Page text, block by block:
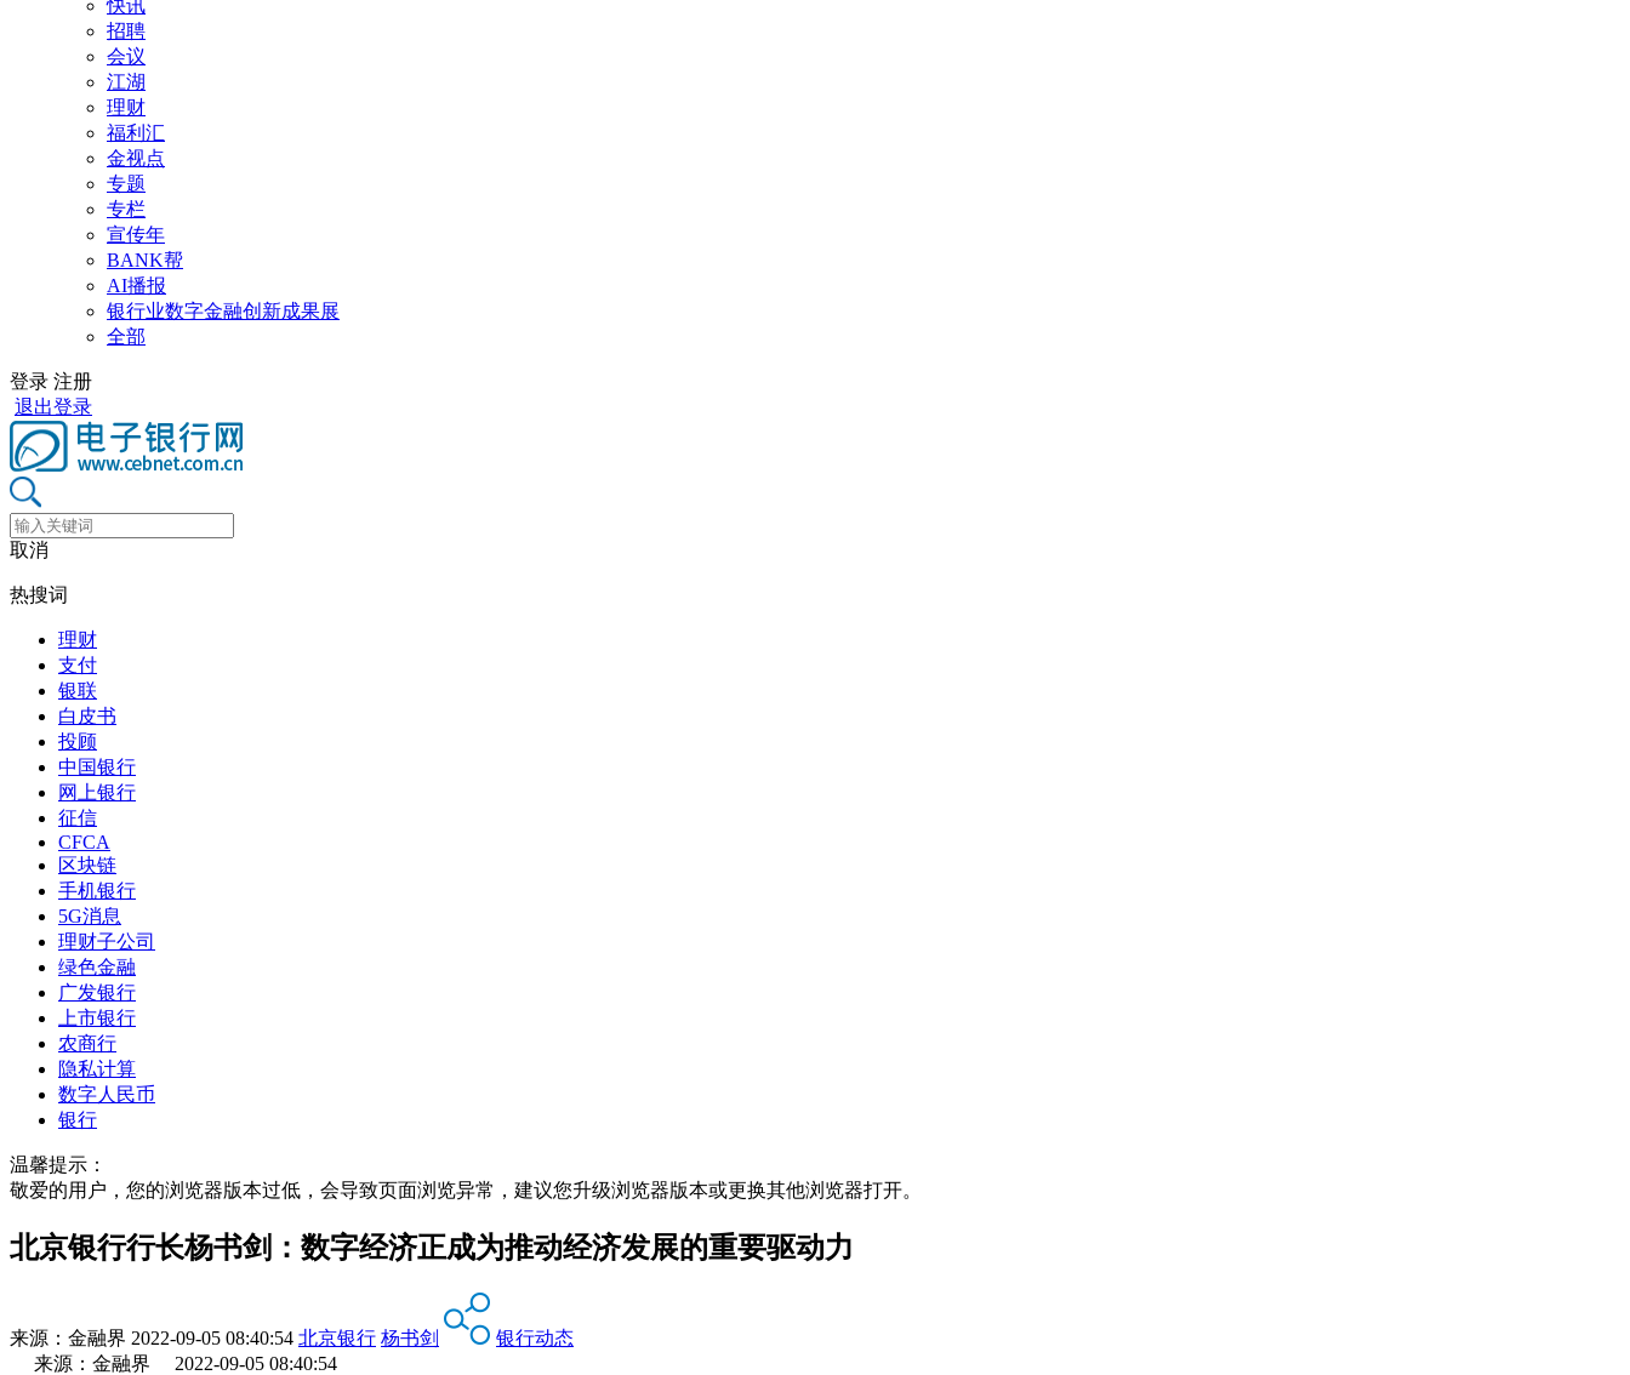
快讯
招聘
会议
江湖
理财
福利汇
金视点
专题
专栏
宣传年
BANK帮
AI播报
银行业数字金融创新成果展
全部
登录 注册
退出登录
取消
热搜词
理财
支付
银联
白皮书
投顾
中国银行
网上银行
征信
CFCA
区块链
手机银行
5G消息
理财子公司
绿色金融
广发银行
上市银行
农商行
隐私计算
数字人民币
银行
温馨提示：
敬爱的用户，您的浏览器版本过低，会导致页面浏览异常，建议您升级浏览器版本或更换其他浏览器打开。
北京银行行长杨书剑：数字经济正成为推动经济发展的重要驱动力
来源： 金融界 2022-09-05 08:40:54 北京银行 杨书剑
银行动态
来源：金融界 2022-09-05 08:40:54